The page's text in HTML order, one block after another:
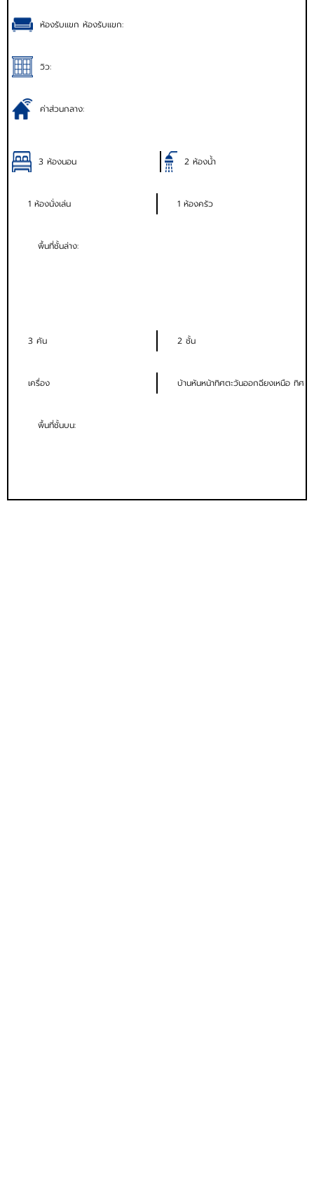
ห้องรับแขก ห้องรับแขก:
วิว:
ค่าส่วนกลาง:
3 ห้องนอน 2 ห้องน้ำ
1 ห้องนั่งเล่น 1 ห้องครัว
พื้นที่ชั้นล่าง:
3 คัน 2 ชั้น
เครื่อง บ้านหันหน้าทิศตะวันออกฉียงเหนือ ทิศ
พื้นที่ชั้นบน: